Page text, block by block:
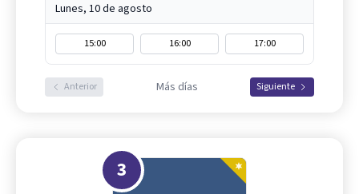
Lunes, 10 de agosto
15:00 16:00 17:00
Anterior Más días Siguiente
3